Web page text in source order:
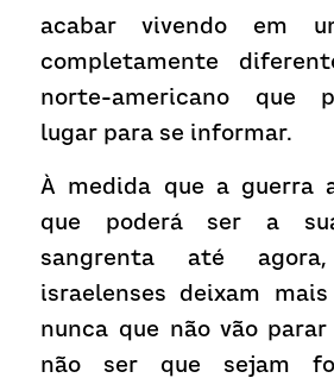
acabar vivendo em
completamente
norte-americano que
lugar para se informar.
À medida que a guerra
que poderá ser a
sangrenta até
israelenses deixam
nunca que não vão
não ser que sejam